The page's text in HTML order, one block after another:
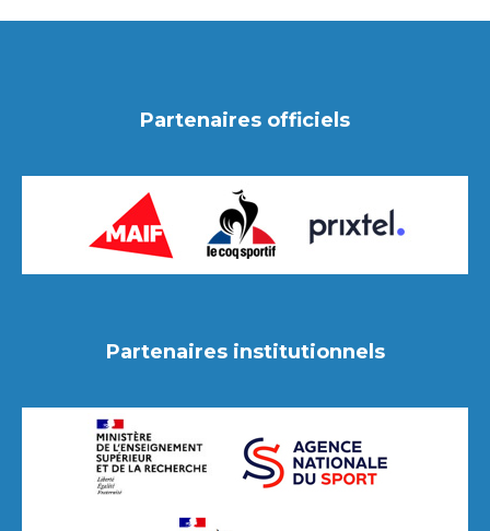
Partenaires officiels
Partenaires institutionnels